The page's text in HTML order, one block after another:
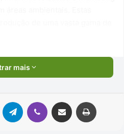
mais
WhatsAppTelegram Viber Compartilhar via e-mail